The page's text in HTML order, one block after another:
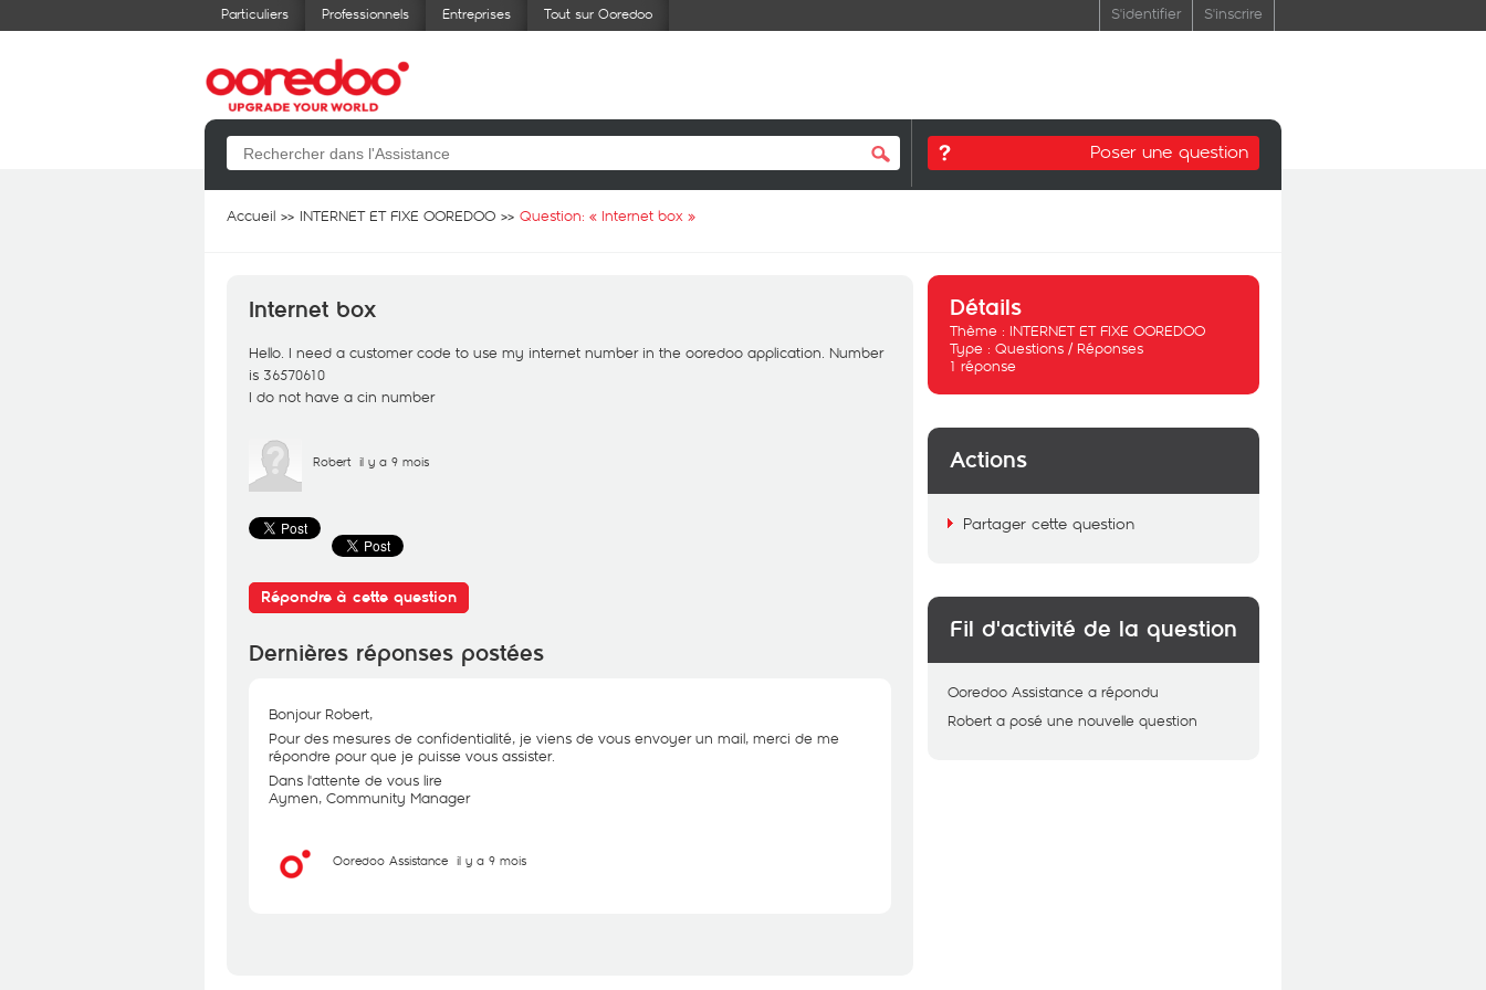
Particuliers Professionnels Entreprises Tout sur Ooredoo S'identifier S'inscrire
Poser une question
Accueil INTERNET ET FIXE OOREDOO Question: « Internet box »
Internet box
Hello. I need a customer code to use my internet number in the ooredoo application. Number
is 36570610
I do not have a cin number
Robert il y a 9 mois
Répondre à cette question
Dernières réponses postées
Bonjour Robert,
Pour des mesures de confidentialité, je viens de vous envoyer un mail, merci de me
répondre pour que je puisse vous assister.
Dans l'attente de vous lire
Aymen, Community Manager
Ooredoo Assistance il y a 9 mois
Détails
Thème : INTERNET ET FIXE OOREDOO
Type : Questions / Réponses
1 réponse
Actions
Partager cette question
Fil d'activité de la question
Ooredoo Assistance a répondu
Robert a posé une nouvelle question